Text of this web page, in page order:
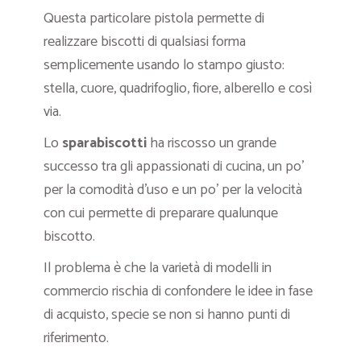
Questa particolare pistola permette di
realizzare biscotti di qualsiasi forma
semplicemente usando lo stampo giusto:
stella, cuore, quadrifoglio, fiore, alberello e così
via.
Lo sparabiscottiha riscosso un grande
successo tra gli appassionati di cucina, un po’
per la comodità d’uso e un po’ per la velocità
con cui permette di preparare qualunque
biscotto.
Il problema è che la varietà di modelli in
commercio rischia di confondere le idee in fase
di acquisto, specie se non si hanno punti di
riferimento.